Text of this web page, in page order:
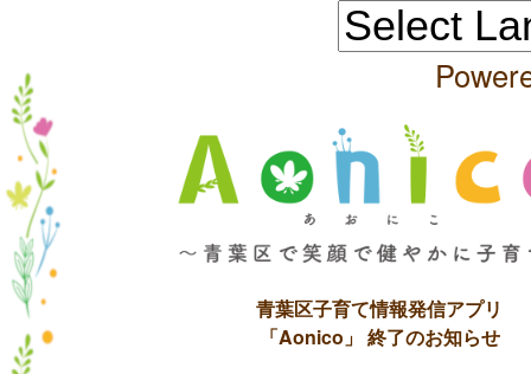
青葉区子育て情報発信アプリ
「Aonico」 終了のお知らせ